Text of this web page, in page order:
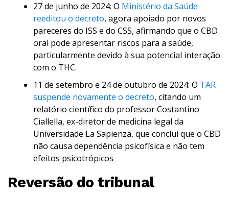
27 de junho de 2024: O Ministério da Saúde
reeditou o decreto, agora apoiado por novos
pareceres do ISS e do CSS, afirmando que o CBD
oral pode apresentar riscos para a saúde,
particularmente devido à sua potencial interação
com o THC.
11 de setembro e 24 de outubro de 2024: O TAR
suspende novamente o decreto, citando um
relatório científico do professor Costantino
Ciallella, ex-diretor de medicina legal da
Universidade La Sapienza, que conclui que o CBD
não causa dependência psicofísica e não tem
efeitos psicotrópicos
Reversão do tribunal